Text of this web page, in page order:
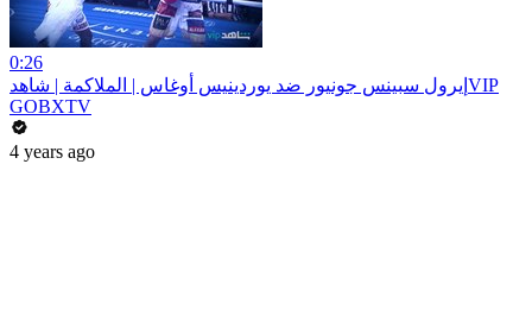
0:26
إيرول سبينس جونيور ضد يوردينيس أوغاس | الملاكمة | شاهدVIP
GOBXTV
4 years ago